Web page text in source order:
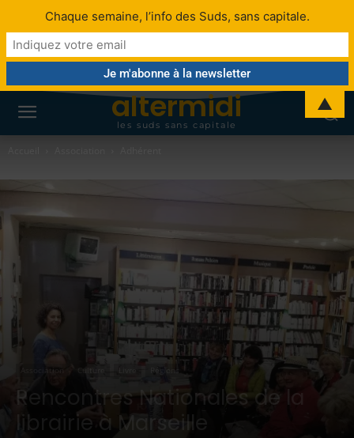
altermidi
les suds sans capitale
Association Culture Régions
Rencontres Nationales de la
librairie à Marseille
Chaque semaine, l’info des Suds, sans capitale.
▲